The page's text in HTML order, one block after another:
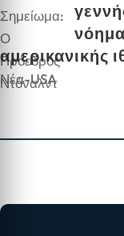
νόημα
αμερικανικής
Νέα-USA